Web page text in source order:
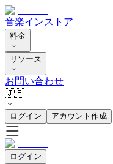
音楽インストア
料金
リソース
お問い合わせ
🇯🇵
ログイン アカウント作成
ログイン